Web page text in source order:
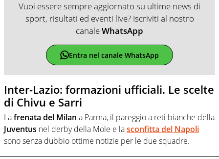
Vuoi essere sempre aggiornato su ultime news di
sport, risultati ed eventi live? Iscriviti al nostro
canaleWhatsApp
Entra nel canale WhatsApp
Inter-Lazio: formazioni ufficiali. Le scelte
di Chivu e Sarri
Lafrenata del Milan a Parma, il pareggio a reti bianche della
Juventus nel derby della Mole e lasconfitta del Napoli
sono senza dubbio ottime notizie per le due squadre.